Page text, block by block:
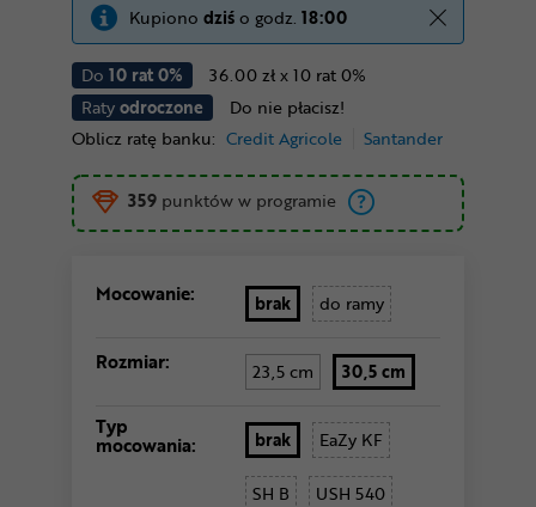
Do 10 rat 0%
36.00 zł x 10 rat 0%
Ratyodroczone
Do nie płacisz!
Oblicz ratę banku: Credit Agricole Santander
Kupiono dziśo godz. 18:00
359 punktów w programie
Mocowanie: brak do ramy
Rozmiar: 23,5 cm 30,5 cm
Typ
mocowania: brak EaZy KF
SH B USH 540